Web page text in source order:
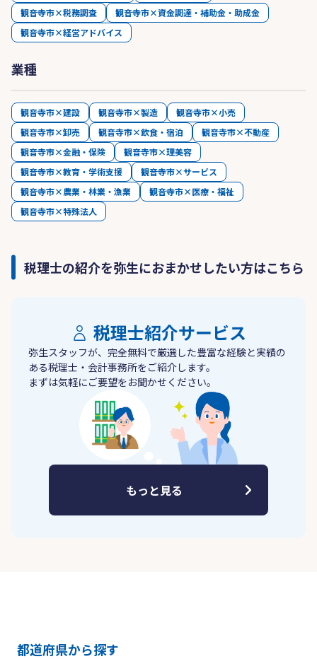
観音寺市×税務調査
観音寺市×資金調達・補助金・助成金
観音寺市×経営アドバイス
業種
観音寺市×建設 観音寺市×製造
観音寺市×小売
観音寺市×卸売
観音寺市×飲食・宿泊
観音寺市×不動産
観音寺市×金融・保険
観音寺市×理美容
観音寺市×教育・学術支援
観音寺市×サービス
観音寺市×農業・林業・漁業
観音寺市×医療・福祉
観音寺市×特殊法人
税理士の紹介を弥生におまかせしたい方はこちら
税理士紹介サービス
弥生スタッフが、完全無料で厳選した豊富な経験と実績の
ある税理士・会計事務所をご紹介します。
まずは気軽にご要望をお聞かせください。
もっと見る
都道府県から探す